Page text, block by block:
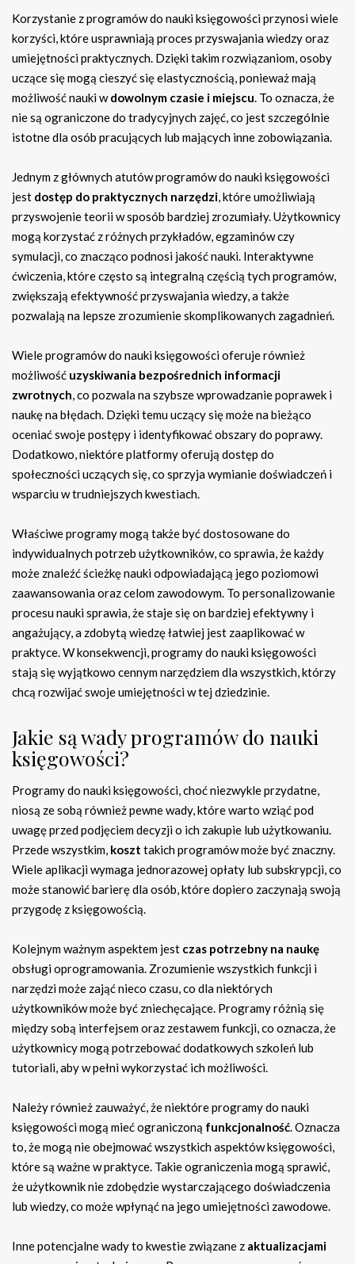
Korzystanie z programów do nauki księgowości przynosi wiele
korzyści, które usprawniają proces przyswajania wiedzy oraz
umiejętności praktycznych. Dzięki takim rozwiązaniom, osoby
uczące się mogą cieszyć się elastycznością, ponieważ mają
możliwość nauki wdowolnym czasie i miejscu. To oznacza, że
nie są ograniczone do tradycyjnych zajęć, co jest szczególnie
istotne dla osób pracujących lub mających inne zobowiązania.
Jednym z głównych atutów programów do nauki księgowości
jest dostęp do praktycznych narzędzi, które umożliwiają
przyswojenie teorii w sposób bardziej zrozumiały. Użytkownicy
mogą korzystać z różnych przykładów, egzaminów czy
symulacji, co znacząco podnosi jakość nauki. Interaktywne
ćwiczenia, które często są integralną częścią tych programów,
zwiększają efektywność przyswajania wiedzy, a także
pozwalają na lepsze zrozumienie skomplikowanych zagadnień.
Wiele programów do nauki księgowości oferuje również
możliwość uzyskiwania bezpośrednich informacji
zwrotnych, co pozwala na szybsze wprowadzanie poprawek i
naukę na błędach. Dzięki temu uczący się może na bieżąco
oceniać swoje postępy i identyfikować obszary do poprawy.
Dodatkowo, niektóre platformy oferują dostęp do
społeczności uczących się, co sprzyja wymianie doświadczeń i
wsparciu w trudniejszych kwestiach.
Właściwe programy mogą także być dostosowane do
indywidualnych potrzeb użytkowników, co sprawia, że każdy
może znaleźć ścieżkę nauki odpowiadającą jego poziomowi
zaawansowania oraz celom zawodowym. To personalizowanie
procesu nauki sprawia, że staje się on bardziej efektywny i
angażujący, a zdobytą wiedzę łatwiej jest zaaplikować w
praktyce. W konsekwencji, programy do nauki księgowości
stają się wyjątkowo cennym narzędziem dla wszystkich, którzy
chcą rozwijać swoje umiejętności w tej dziedzinie.
Jakie są wady programów do nauki
księgowości?
Programy do nauki księgowości, choć niezwykle przydatne,
niosą ze sobą również pewne wady, które warto wziąć pod
uwagę przed podjęciem decyzji o ich zakupie lub użytkowaniu.
Przede wszystkim, koszt takich programów może być znaczny.
Wiele aplikacji wymaga jednorazowej opłaty lub subskrypcji, co
może stanowić barierę dla osób, które dopiero zaczynają swoją
przygodę z księgowością.
Kolejnym ważnym aspektem jest czas potrzebny na naukę
obsługi oprogramowania. Zrozumienie wszystkich funkcji i
narzędzi może zająć nieco czasu, co dla niektórych
użytkowników może być zniechęcające. Programy różnią się
między sobą interfejsem oraz zestawem funkcji, co oznacza, że
użytkownicy mogą potrzebować dodatkowych szkoleń lub
tutoriali, aby w pełni wykorzystać ich możliwości.
Należy również zauważyć, że niektóre programy do nauki
księgowości mogą mieć ograniczoną funkcjonalność. Oznacza
to, że mogą nie obejmować wszystkich aspektów księgowości,
które są ważne w praktyce. Takie ograniczenia mogą sprawić,
że użytkownik nie zdobędzie wystarczającego doświadczenia
lub wiedzy, co może wpłynąć na jego umiejętności zawodowe.
Inne potencjalne wady to kwestie związane z aktualizacjami